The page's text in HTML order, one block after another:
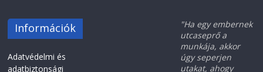
Információk
Adatvédelmi és
adatbiztonsági
"Ha egy embernek
utcaseprő a
munkája, akkor
úgy seperjen
utakat, ahogy